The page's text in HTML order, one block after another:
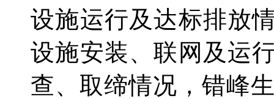
设施运行及达标排放
设施安装、联网及运
查、取缔情况，错峰